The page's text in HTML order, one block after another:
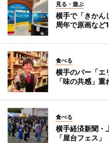
見る・遊ぶ
横手で「きか
周年で原画など
食べる
横手のバー「
「味の共感」重
食べる
横手経済新聞・
「屋台フェス」